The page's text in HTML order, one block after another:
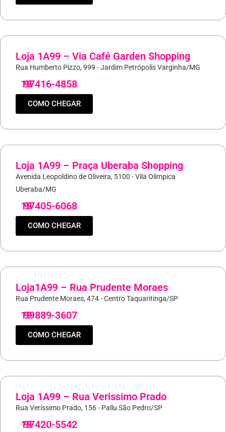
Loja 1A99 – Via Café Garden Shopping
Rua Humberto Pizzo, 999 - Jardim Petrópolis Varginha/MG
19
97416-4858
COMO CHEGAR
Loja 1A99 – Praça Uberaba Shopping
Avenida Leopoldino de Oliveira, 5100 - Vila Olímpica
Uberaba/MG
19
97405-6068
COMO CHEGAR
Loja1A99 – Rua Prudente Moraes
Rua Prudente Moraes, 474 - Centro Taquaritinga/SP
19
99889-3607
COMO CHEGAR
Loja 1A99 – Rua Verissimo Prado
Rua Veríssimo Prado, 156 - Pallu São Pedro/SP
19
97420-5542